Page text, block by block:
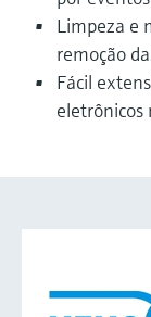
Limpeza e
remoção
Fácil
eletrônicos